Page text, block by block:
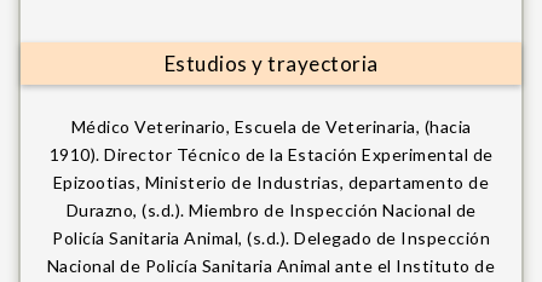
Estudios y trayectoria
Médico Veterinario, Escuela de Veterinaria, (hacia
1910). Director Técnico de la Estación Experimental de
Epizootias, Ministerio de Industrias, departamento de
Durazno, (s.d.). Miembro de Inspección Nacional de
Policía Sanitaria Animal, (s.d.). Delegado de Inspección
Nacional de Policía Sanitaria Animal ante el Instituto de